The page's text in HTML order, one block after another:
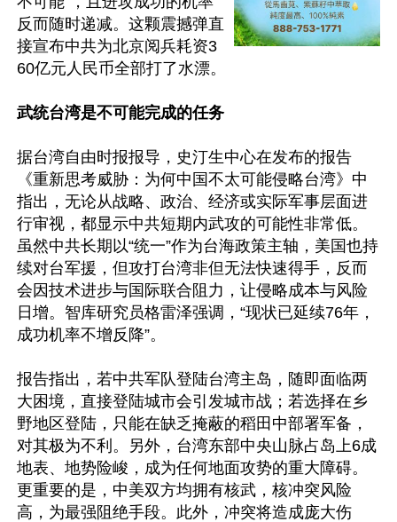
反而随时递减。这颗震撼弹直
接宣布中共为北京阅兵耗资3
60亿元人民币全部打了水漂。
武统台湾是不可能完成的任务
据台湾自由时报报导，史汀生中心在发布的报告
《重新思考威胁：为何中国不太可能侵略台湾》中
指出，无论从战略、政治、经济或实际军事层面进
行审视，都显示中共短期内武攻的可能性非常低。
虽然中共长期以“统一”作为台海政策主轴，美国也持
续对台军援，但攻打台湾非但无法快速得手，反而
会因技术进步与国际联合阻力，让侵略成本与风险
日增。智库研究员格雷泽强调，“现状已延续76年，
成功机率不增反降”。
报告指出，若中共军队登陆台湾主岛，随即面临两
大困境，直接登陆城市会引发城市战；若选择在乡
野地区登陆，只能在缺乏掩蔽的稻田中部署军备，
对其极为不利。另外，台湾东部中央山脉占岛上6成
地表、地势险峻，成为任何地面攻势的重大障碍。
更重要的是，中美双方均拥有核武，核冲突风险
高，为最强阻绝手段。此外，冲突将造成庞大伤